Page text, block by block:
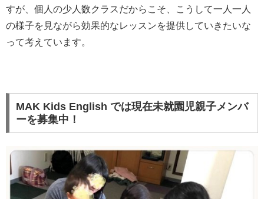
すが、個人の少人数クラスだからこそ、こうして一人一人
の様子を見ながら効果的なレッスンを提供していきたいな
って考えています。
MAK Kids English では現在未就園児親子メンバ
ーを募集中！